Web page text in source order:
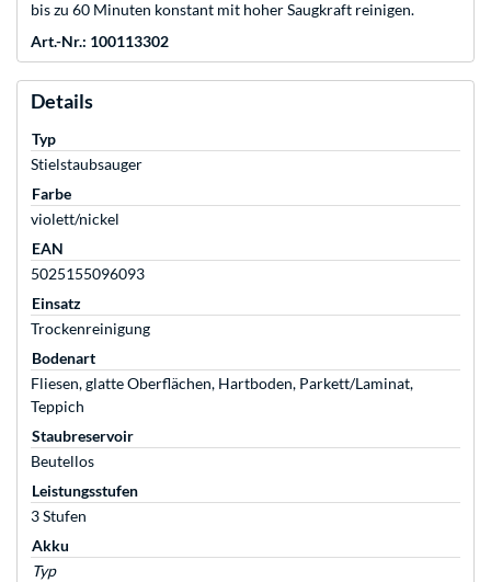
bis zu 60 Minuten konstant mit hoher Saugkraft reinigen.
Art.-Nr.: 100113302
Details
Typ
Stielstaubsauger
Farbe
violett/nickel
EAN
5025155096093
Einsatz
Trockenreinigung
Bodenart
Fliesen, glatte Oberflächen, Hartboden, Parkett/Laminat,
Teppich
Staubreservoir
Beutellos
Leistungsstufen
3 Stufen
Akku
Typ